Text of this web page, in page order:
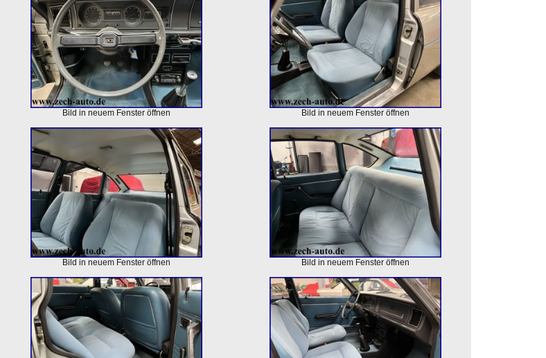
Bild in neuem Fenster öffnen Bild in neuem Fenster öffnen
Bild in neuem Fenster öffnen Bild in neuem Fenster öffnen